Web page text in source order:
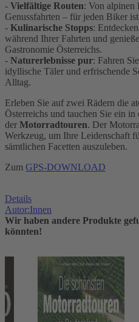
- Vielfältige Routen: Von alpinen
Genussfahrten – für jeden Biker
- Kulinarische Stopps:
während Ihrer Fahrten und
Gastronomie Österreichs.
- Naturerlebnisse pur: Fahren
idyllische Täler und erfrischende
Alltag.
Erleben Sie auf zwei Rädern die
Österreichs und tauchen Sie ein
der Motorradtouren. Der
Werkzeug, um Ihre Leidenschaft
sämtlichen Facetten auszuleben.
Zum GPS-DOWNLOAD
Details
Autor:Innen
Wir haben andere Produkte
könnten!